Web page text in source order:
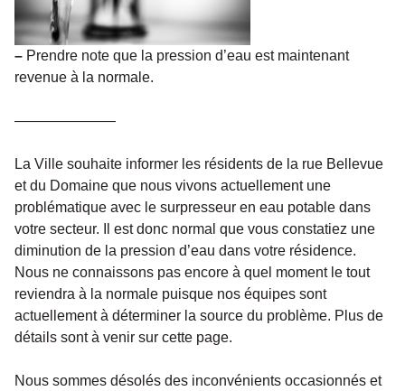
– Prendre note que la pression d’eau est maintenant
revenue à la normale.
———————
La Ville souhaite informer les résidents de la rue Bellevue
et du Domaine que nous vivons actuellement une
problématique avec le surpresseur en eau potable dans
votre secteur. Il est donc normal que vous constatiez une
diminution de la pression d’eau dans votre résidence.
Nous ne connaissons pas encore à quel moment le tout
reviendra à la normale puisque nos équipes sont
actuellement à déterminer la source du problème. Plus de
détails sont à venir sur cette page.
Nous sommes désolés des inconvénients occasionnés et